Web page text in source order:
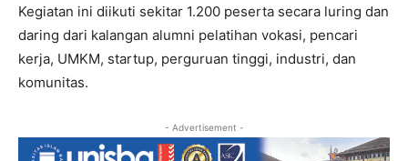
Kegiatan ini diikuti sekitar 1.200 peserta secara luring dan
daring dari kalangan alumni pelatihan vokasi, pencari
kerja, UMKM, startup, perguruan tinggi, industri, dan
komunitas.
- Advertisement -